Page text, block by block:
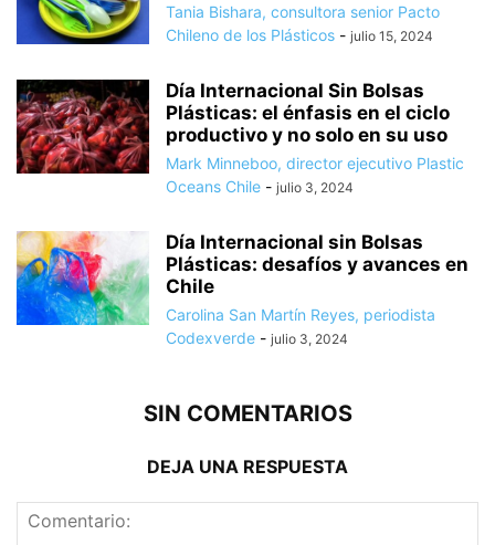
Tania Bishara, consultora senior Pacto
Chileno de los Plásticos - julio 15, 2024
Día Internacional Sin Bolsas
Plásticas: el énfasis en el ciclo
productivo y no solo en su uso
Mark Minneboo, director ejecutivo Plastic
Oceans Chile - julio 3, 2024
Día Internacional sin Bolsas
Plásticas: desafíos y avances en
Chile
Carolina San Martín Reyes, periodista
Codexverde - julio 3, 2024
SIN COMENTARIOS
DEJA UNA RESPUESTA